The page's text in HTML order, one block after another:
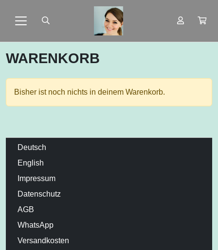
WARENKORB
Bisher ist noch nichts in deinem Warenkorb.
Deutsch
English
Impressum
Datenschutz
AGB
WhatsApp
Versandkosten